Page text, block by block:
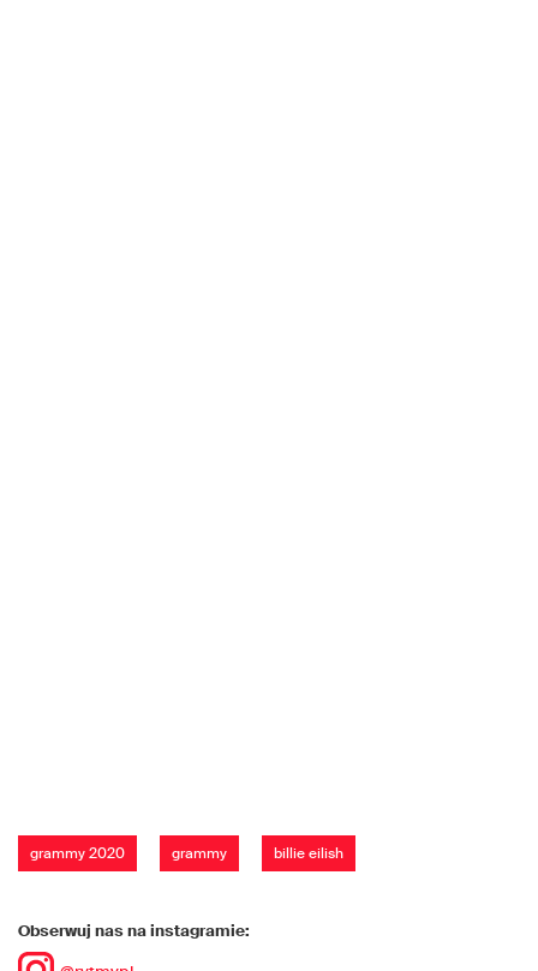
grammy 2020 grammy billie eilish
Obserwuj nas na instagramie: